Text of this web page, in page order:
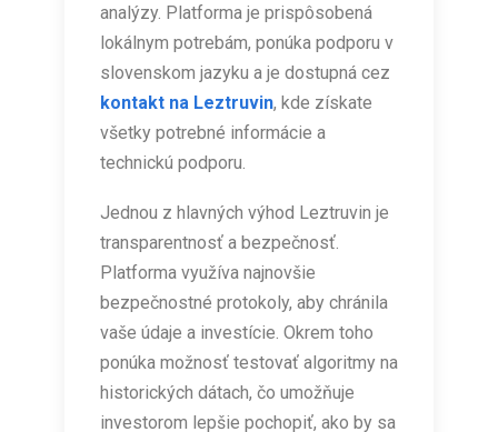
analýzy. Platforma je prispôsobená
lokálnym potrebám, ponúka podporu v
slovenskom jazyku a je dostupná cez
kontakt na Leztruvin, kde získate
všetky potrebné informácie a
technickú podporu.
Jednou z hlavných výhod Leztruvin je
transparentnosť a bezpečnosť.
Platforma využíva najnovšie
bezpečnostné protokoly, aby chránila
vaše údaje a investície. Okrem toho
ponúka možnosť testovať algoritmy na
historických dátach, čo umožňuje
investorom lepšie pochopiť, ako by sa